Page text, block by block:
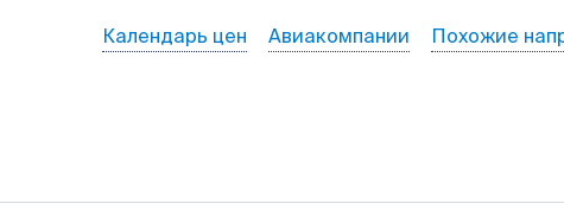
Календарь цен Авиакомпании Похожие